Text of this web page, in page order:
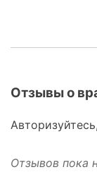
Отзывы о
Отзывов пока